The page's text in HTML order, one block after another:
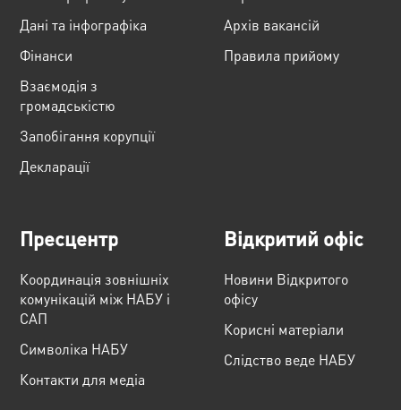
Дані та інфографіка
Фінанси
Взаємодія з
громадськістю
Запобігання корупції
Декларації
Архів вакансій
Правила прийому
Пресцентр
Координація зовнішніх
комунікацій між НАБУ і
САП
Cимволіка НАБУ
Контакти для медіа
Відкритий офіс
Новини Відкритого
офісу
Корисні матеріали
Слідство веде НАБУ